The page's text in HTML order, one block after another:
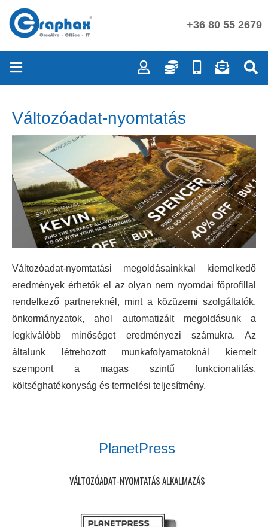
+36 80 55 2679
Változóadat-nyomtatás
Változóadat-nyomtatási megoldásainkkal kiemelkedő
eredmények érhetők el az olyan nem nyomdai főprofillal
rendelkező partnereknél, mint a közüzemi szolgáltatók,
önkormányzatok, ahol automatizált megoldásunk a
legkiválóbb minőséget eredményezi számukra. Az
általunk létrehozott munkafolyamatoknál kiemelt
szempont a magas szintű funkcionalitás,
költséghatékonyság és termelési teljesítmény.
PlanetPress
VÁLTOZÓADAT-NYOMTATÁS ALKALMAZÁS